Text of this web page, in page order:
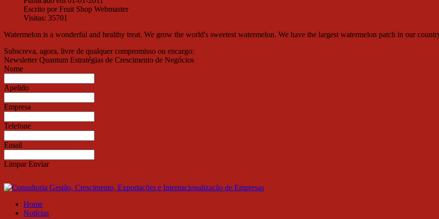
Escrito por Fruit Shop Webmaster
Visitas: 35701
Watermelon is a wonderful and healthy treat. We grow the world's sweetest watermelon. We have the largest watermelon patch in our
Subscreva, agora, livre de qualquer compromisso ou encargo:
Newsletter Quantum Estratégias de Crescimento de Negócios
Nome
Apelido
Empresa
Telefone
Email
Limpar Enviar
Home
Notícias